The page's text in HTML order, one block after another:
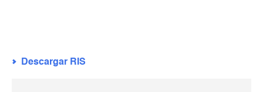
Descargar RIS